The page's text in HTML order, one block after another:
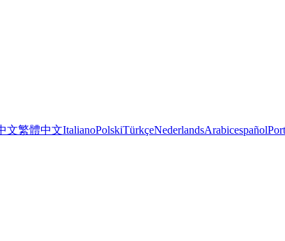
文繁體中文ItalianoPolskiTürkçeNederlandsArabicespañol